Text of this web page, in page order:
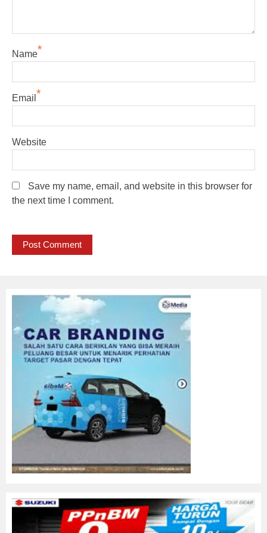
Name*
Email *
Website
Save my name, email, and website in this browser for
the next time I comment.